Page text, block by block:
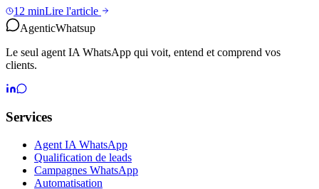
12 minLire l'article
AgenticWhatsup
Le seul agent IA WhatsApp qui voit, entend et comprend vos
clients.
Services
Agent IA WhatsApp
Qualification de leads
Campagnes WhatsApp
Automatisation